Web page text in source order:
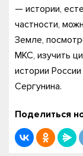
— истории,
частности,
Земле,
МКС, изучить
истории
Сергунина.
Поделиться